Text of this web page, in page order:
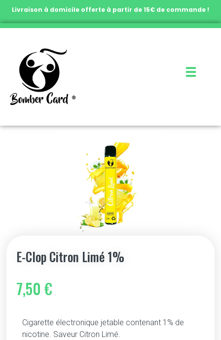
Livraison à domicile offerte à partir de 15€ de commande !
E-Clop Citron Limé 1%
7,50€
Cigarette électronique jetable contenant 1% de
nicotine. Saveur Citron Limé.